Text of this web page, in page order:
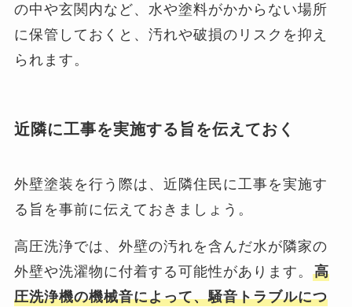
の中や玄関内など、水や塗料がかからない場所
に保管しておくと、汚れや破損のリスクを抑え
られます。
近隣に工事を実施する旨を伝えておく
外壁塗装を行う際は、近隣住民に工事を実施す
る旨を事前に伝えておきましょう。
高圧洗浄では、外壁の汚れを含んだ水が隣家の
外壁や洗濯物に付着する可能性があります。高
圧洗浄機の機械音によって、騒音トラブルにつ